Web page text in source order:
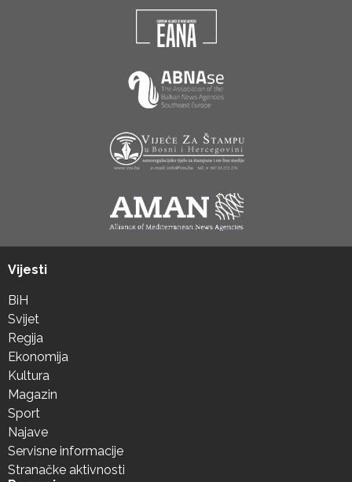
Vijesti
BiH
Svijet
Regija
Ekonomija
Kultura
Magazin
Sport
Najave
Servisne informacije
Stranačke aktivnosti